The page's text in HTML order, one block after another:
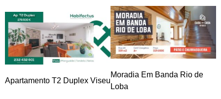
Apartamento T2 Duplex Viseu
Apartamento T3 Viseu
Moradia Isolada Moure
Carvalhal
Moradia Em Banda Rio de
Loba
quarto
em
Viseu